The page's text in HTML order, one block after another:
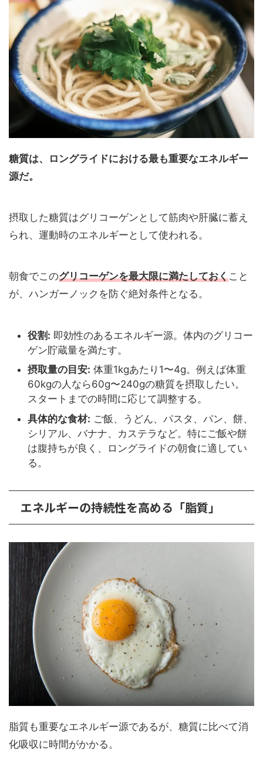
糖質は、ロングライドにおける最も重要なエネルギー
源だ。
摂取した糖質はグリコーゲンとして筋肉や肝臓に蓄え
られ、運動時のエネルギーとして使われる。
朝食でこのグリコーゲンを最大限に満たしておくこと
が、ハンガーノックを防ぐ絶対条件となる。
役割: 即効性のあるエネルギー源。体内のグリコー
ゲン貯蔵量を満たす。
摂取量の目安: 体重1kgあたり1〜4g。例えば体重
60kgの人なら60g〜240gの糖質を摂取したい。
スタートまでの時間に応じて調整する。
具体的な食材: ご飯、うどん、パスタ、パン、餅、
シリアル、バナナ、カステラなど。特にご飯や餅
は腹持ちが良く、ロングライドの朝食に適してい
る。
エネルギーの持続性を高める「脂質」
脂質も重要なエネルギー源であるが、糖質に比べて消
化吸収に時間がかかる。